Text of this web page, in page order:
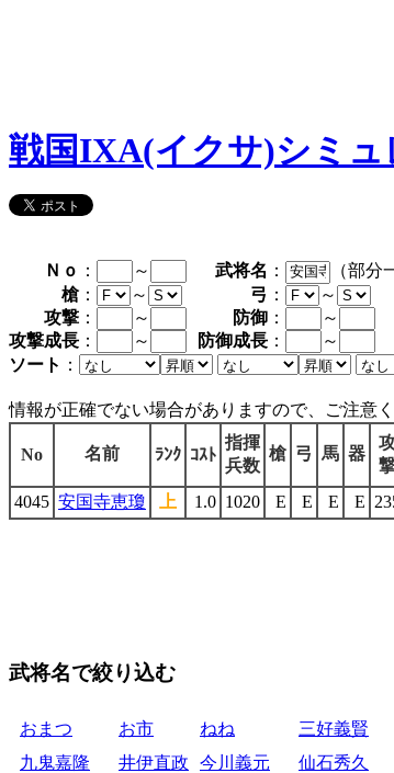
戦国IXA(イクサ)シミュ
Ｎｏ ： ～ 武将名 ： （部分
槍 ： ～ 弓 ： ～
攻撃 ： ～ 防御 ： ～
攻撃成長 ： ～ 防御成長 ： ～
ソート ：
情報が正確でない場合がありますので、ご注意く
No 名前 ﾗﾝｸ ｺｽﾄ
指揮
兵数
槍 弓 馬 器
4045 安国寺恵瓊 上 1.0 1020 E E E E
武将名で絞り込む
おまつ お市 ねね 三好義賢
九鬼嘉隆
井伊直政 今川義元 仙石秀久